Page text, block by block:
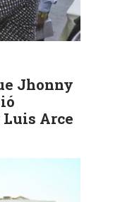
Jhonny
Luis Arce